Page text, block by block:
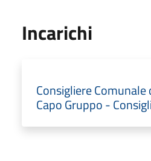
Incarichi
Consigliere
Capo Gruppo -